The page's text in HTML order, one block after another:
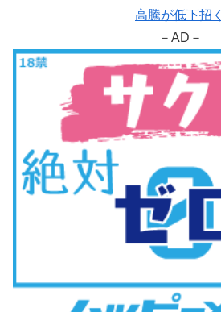
高騰が低下招く
－AD－